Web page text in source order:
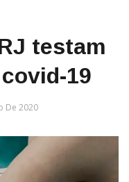
testam
19
De 2020